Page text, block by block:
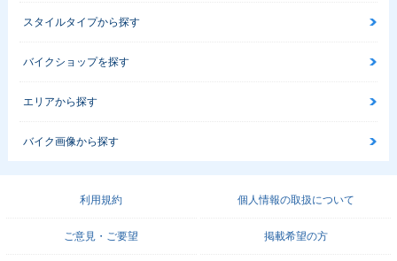
スタイルタイプから探す
バイクショップを探す
エリアから探す
バイク画像から探す
利用規約 個人情報の取扱について
ご意見・ご要望 掲載希望の方